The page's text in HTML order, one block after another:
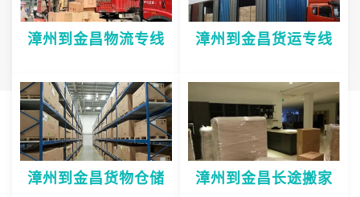
漳州到金昌物流专线 漳州到金昌货运专线
漳州到金昌货物仓储 漳州到金昌长途搬家